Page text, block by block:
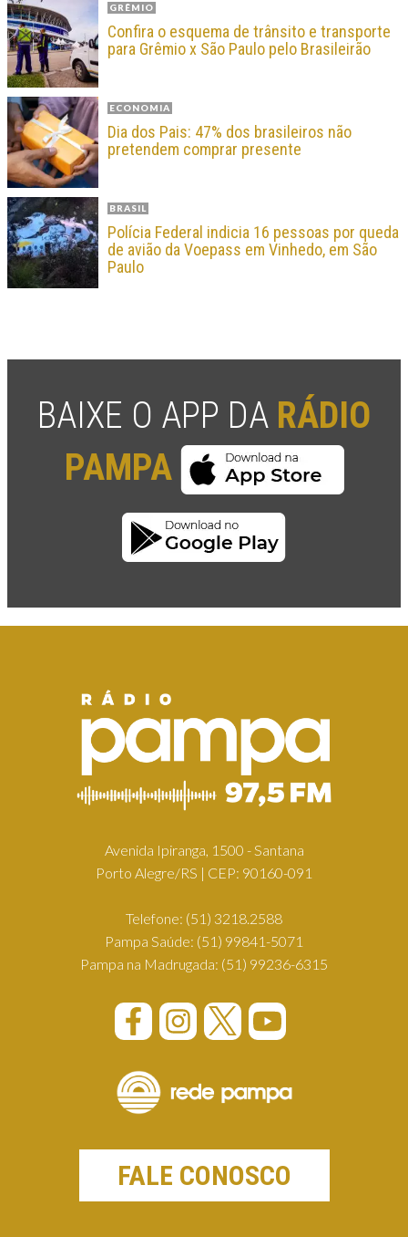
GRÊMIO
Confira o esquema de trânsito e transporte
para Grêmio x São Paulo pelo Brasileirão
ECONOMIA
Dia dos Pais: 47% dos brasileiros não
pretendem comprar presente
BRASIL
Polícia Federal indicia 16 pessoas por queda
de avião da Voepass em Vinhedo, em São
Paulo
BAIXE O APP DA RÁDIO
PAMPA
Avenida Ipiranga, 1500 - Santana
Porto Alegre/RS | CEP: 90160-091
Telefone: (51) 3218.2588
Pampa Saúde: (51) 99841-5071
Pampa na Madrugada: (51) 99236-6315
FALE CONOSCO